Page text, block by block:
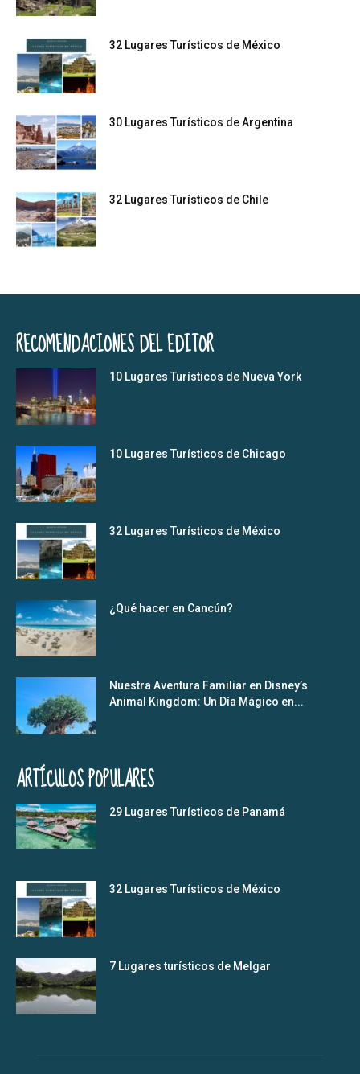
32 Lugares Turísticos de México
30 Lugares Turísticos de Argentina
32 Lugares Turísticos de Chile
RECOMENDACIONES DEL EDITOR
10 Lugares Turísticos de Nueva York
10 Lugares Turísticos de Chicago
32 Lugares Turísticos de México
¿Qué hacer en Cancún?
Nuestra Aventura Familiar en Disney’s
Animal Kingdom: Un Día Mágico en...
ARTÍCULOS POPULARES
29 Lugares Turísticos de Panamá
32 Lugares Turísticos de México
7 Lugares turísticos de Melgar